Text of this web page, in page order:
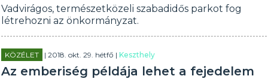
Vadvirágos, természetközeli szabadidős parkot fog
létrehozni az önkormányzat.
KÖZÉLET | 2018. okt. 29. hétfő |Keszthely
Az emberiség példája lehet a fejedelem